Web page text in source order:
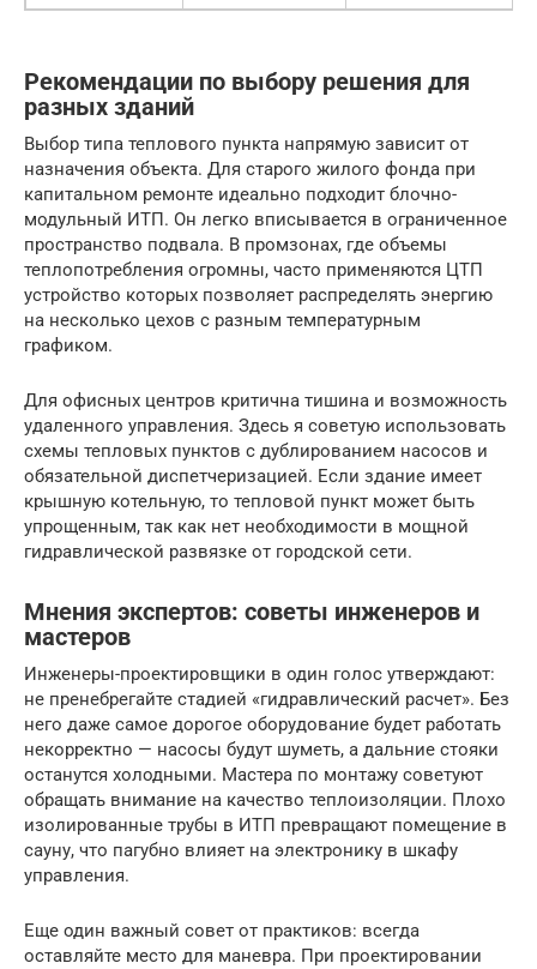
Рекомендации по выбору решения для
разных зданий
Выбор типа теплового пункта напрямую зависит от
назначения объекта. Для старого жилого фонда при
капитальном ремонте идеально подходит блочно-
модульный ИТП. Он легко вписывается в ограниченное
пространство подвала. В промзонах, где объемы
теплопотребления огромны, часто применяются ЦТП
устройство которых позволяет распределять энергию
на несколько цехов с разным температурным
графиком.
Для офисных центров критична тишина и возможность
удаленного управления. Здесь я советую использовать
схемы тепловых пунктов с дублированием насосов и
обязательной диспетчеризацией. Если здание имеет
крышную котельную, то тепловой пункт может быть
упрощенным, так как нет необходимости в мощной
гидравлической развязке от городской сети.
Мнения экспертов: советы инженеров и
мастеров
Инженеры-проектировщики в один голос утверждают:
не пренебрегайте стадией «гидравлический расчет». Без
него даже самое дорогое оборудование будет работать
некорректно — насосы будут шуметь, а дальние стояки
останутся холодными. Мастера по монтажу советуют
обращать внимание на качество теплоизоляции. Плохо
изолированные трубы в ИТП превращают помещение в
сауну, что пагубно влияет на электронику в шкафу
управления.
Еще один важный совет от практиков: всегда
оставляйте место для маневра. При проектировании